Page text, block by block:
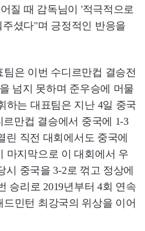
질 때 감독님이 '적극적으로
셨다"며 긍정적인 반응을
은 이번 수디르만컵 결승전
넘지 못하며 준우승에 머물
하는 대표팀은 지난 4일 중국
르만컵 결승에서 중국에 1-3
린 직전 대회에서도 중국에
마지막으로 이 대회에서 우
시 중국을 3-2로 꺾고 정상에
승리로 2019년부터 4회 연속
민턴 최강국의 위상을 이어